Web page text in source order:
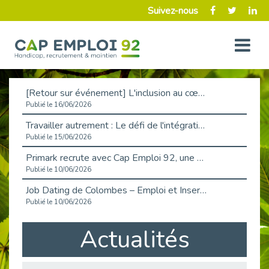
Suivez-nous
[Retour sur événement] L'inclusion au cœur de la Place de l'Emploi à La Défense !
Publié le 16/06/2026
Travailler autrement : Le défi de l'intégration des maladies chroniques en entreprise
Publié le 15/06/2026
Primark recrute avec Cap Emploi 92, une matinée couronnée de succès !
Publié le 10/06/2026
Job Dating de Colombes – Emploi et Insertion
Publié le 10/06/2026
Aborder l'entretien et la situation de handicap en toute confiance
Publié le 09/06/2026
Retour sur l’atelier « Optimiser sa recherche d’emploi »
Actualités